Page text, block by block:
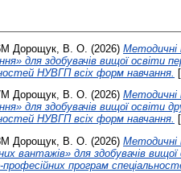
Дорощук, В. О. (2026) Методичні
для здобувачів вищої освіти
НУВГП всіх форм навчання.
Дорощук, В. О. (2026) Методичні
для здобувачів вищої освіти
НУВГП всіх форм навчання.
Дорощук, В. О. (2026) Методичні
вантажів» для здобувачів
професійних програм